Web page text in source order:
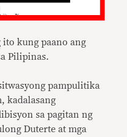
kung paano ang
Pilipinas.
pampulitika
kadalasang
sa pagitan ng
Duterte at mga